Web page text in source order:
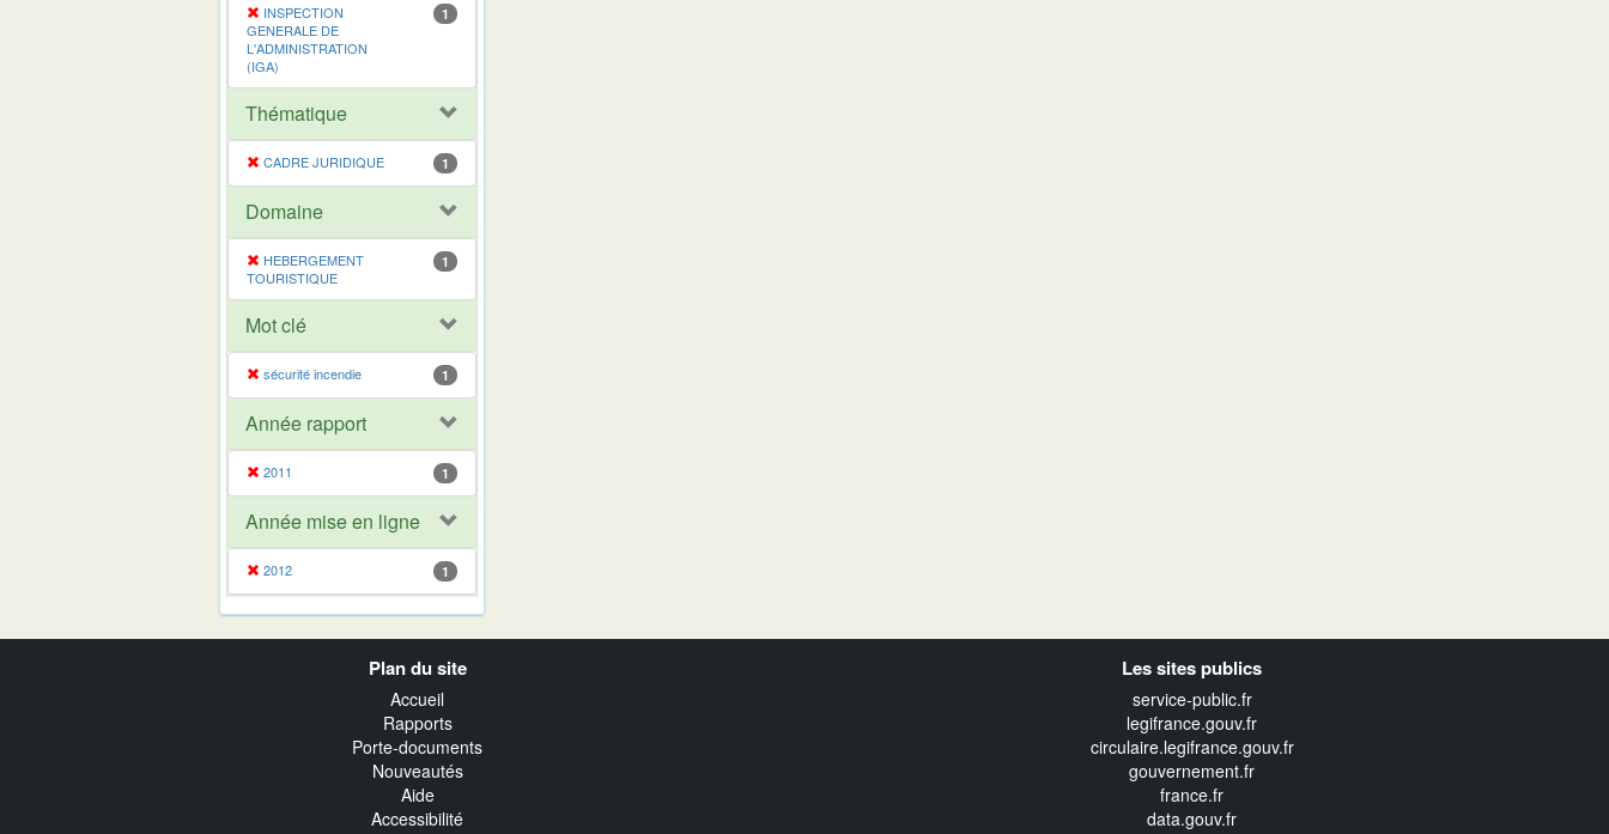
INSPECTION
GENERALE DE
L'ADMINISTRATION
(IGA)
1
Thématique
CADRE JURIDIQUE 1
Domaine
HEBERGEMENT
TOURISTIQUE
1
Mot clé
sécurité incendie 1
Année rapport
2011 1
Année mise en ligne
2012 1
Plan du site
Accueil
Rapports
Porte-documents
Nouveautés
Aide
Accessibilité
Les sites publics
service-public.fr
legifrance.gouv.fr
circulaire.legifrance.gouv.fr
gouvernement.fr
france.fr
data.gouv.fr